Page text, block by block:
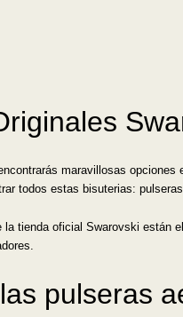
maravillosas opciones
todos estas bisuterias:
la tienda oficial Swarovski están
pulseras